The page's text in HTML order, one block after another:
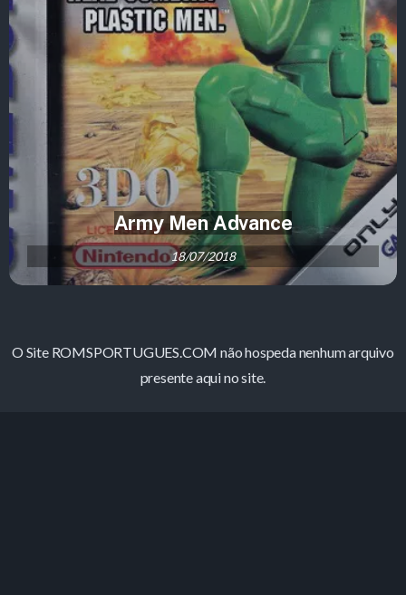
Army Men Advance
18/07/2018
O Site ROMSPORTUGUES.COM não hospeda nenhum arquivo
presente aqui no site.